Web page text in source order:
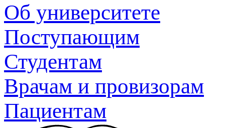
Об университете
Поступающим
Студентам
Врачам и провизорам
Пациентам